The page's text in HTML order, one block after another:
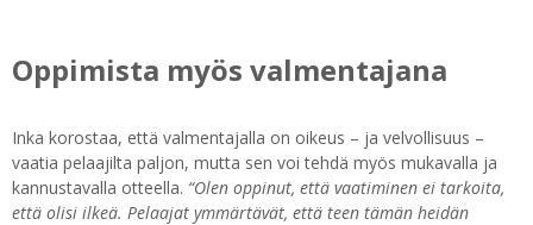
Oppimista myös valmentajana
Inka korostaa, että valmentajalla on oikeus – ja velvollisuus –
vaatia pelaajilta paljon, mutta sen voi tehdä myös mukavalla ja
kannustavalla otteella. “Olen oppinut, että vaatiminen ei tarkoita,
että olisi ilkeä. Pelaajat ymmärtävät, että teen tämän heidän